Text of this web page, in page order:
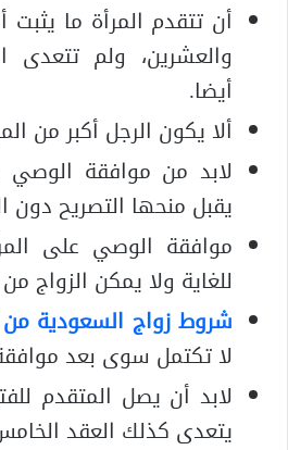
أن تتقدم المرأة ما يثبت
والعشرين، ولم
أيضا.
ألا يكون الرجل أكبر من المرأة
لابد من موافقة الوصي
يقبل منحها التصريح دون
موافقة الوصي على
للغاية ولا يمكن الزواج
شروط زواج السعودية من
لا تكتمل سوى بعد
يتعدى كذلك العقد